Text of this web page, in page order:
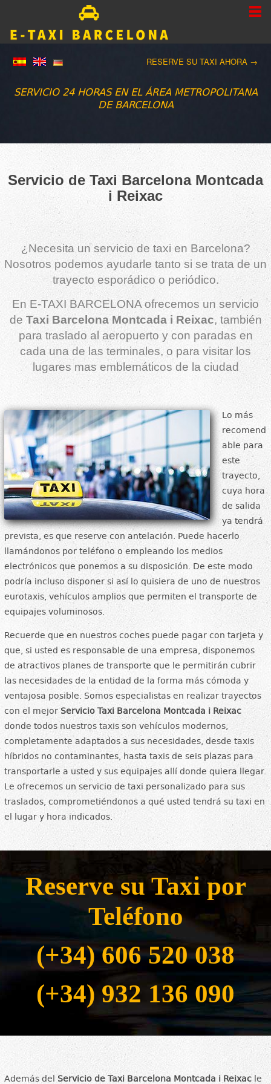
RESERVE SU TAXI AHORA →
SERVICIO 24 HORAS EN EL ÁREA METROPOLITANA
DE BARCELONA
Servicio de Taxi Barcelona Montcada
i Reixac
¿Necesita un servicio de taxi en Barcelona?
Nosotros podemos ayudarle tanto si se trata de un
trayecto esporádico o periódico.
En E-TAXI BARCELONA ofrecemos un servicio
de Taxi Barcelona Montcada i Reixac, también
para traslado al aeropuerto y con paradas en
cada una de las terminales, o para visitar los
lugares mas emblemáticos de la ciudad
Lo más
recomend
able para
este
trayecto,
cuya hora
de salida
ya tendrá
prevista, es que reserve con antelación. Puede hacerlo
llamándonos por teléfono o empleando los medios
electrónicos que ponemos a su disposición. De este modo
podría incluso disponer si así lo quisiera de uno de nuestros
eurotaxis, vehículos amplios que permiten el transporte de
equipajes voluminosos.
Recuerde que en nuestros coches puede pagar con tarjeta y
que, si usted es responsable de una empresa, disponemos
de atractivos planes de transporte que le permitirán cubrir
las necesidades de la entidad de la forma más cómoda y
ventajosa posible. Somos especialistas en realizar trayectos
con el mejorServicio Taxi Barcelona Montcada i Reixac
donde todos nuestros taxis son vehículos modernos,
completamente adaptados a sus necesidades, desde taxis
híbridos no contaminantes, hasta taxis de seis plazas para
transportarle a usted y sus equipajes allí donde quiera llegar.
Le ofrecemos un servicio de taxi personalizado para sus
traslados, comprometiéndonos a qué usted tendrá su taxi en
el lugar y hora indicados.
Reserve su Taxi por
Teléfono
(+34) 606 520 038
(+34) 932 136 090
Además del Servicio de Taxi Barcelona Montcada i Reixac le